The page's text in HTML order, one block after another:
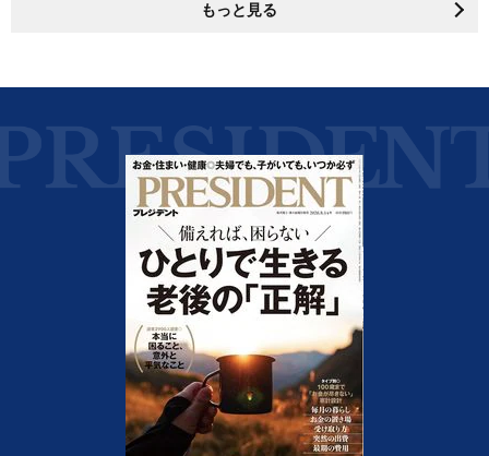
もっと見る